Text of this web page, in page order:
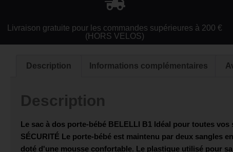
Livraison gratuite pour les commandes supérieures à 200 €
(HORS VELOS)
Description Informations complémentaires
Description
Le sac à dos porte-bébé BELELLI B1 Idéal pour toutes vos
SÉCURITÉ Le porte-bébé est maintenu par deux sangles
doté d'une mousse confortable. Le plastique utilisé pour